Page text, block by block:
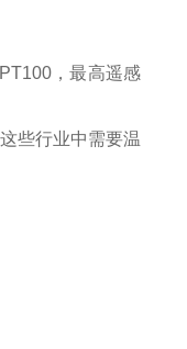
，最高遥感
些行业中需要温